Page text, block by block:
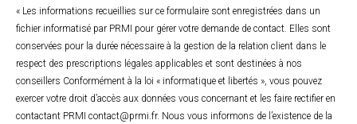
« Les informations recueillies sur ce formulaire sont enregistrées dans un
fichier informatisé par PRMI pour gérer votre demande de contact. Elles sont
conservées pour la durée nécessaire à la gestion de la relation client dans le
respect des prescriptions légales applicables et sont destinées à nos
conseillers Conformément à la loi « informatique et libertés », vous pouvez
exercer votre droit d’accès aux données vous concernant et les faire rectifier en
contactant PRMI contact@prmi.fr. Nous vous informons de l’existence de la